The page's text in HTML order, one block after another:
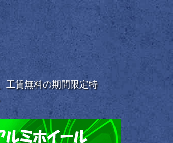
工賃無料の期間限定特